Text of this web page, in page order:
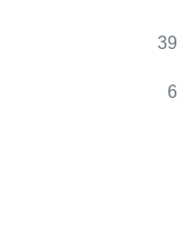
39
6